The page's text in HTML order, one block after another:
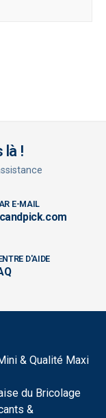
là !
E-MAIL
D'AIDE
& Qualité Maxi
du Bricolage
&